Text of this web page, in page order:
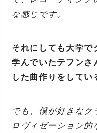
な感じです。
それにしても大学で
学んでいたテフンさ
した曲作りをしてい
でも、僕が好きな
ロヴィゼーション